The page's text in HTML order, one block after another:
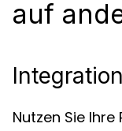
auf
Nutzen Sie